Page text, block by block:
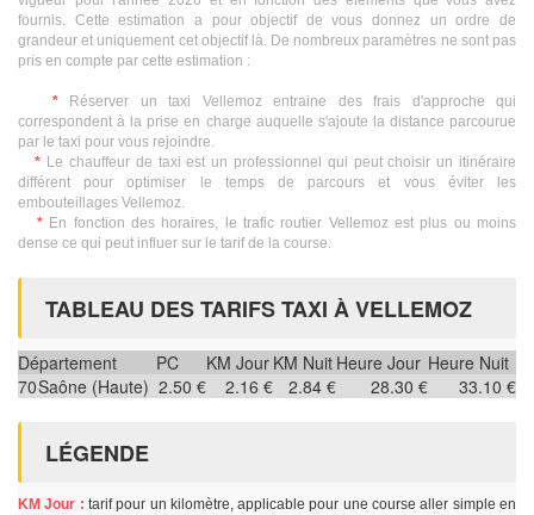
fournis. Cette estimation a pour objectif de vous donnez un ordre de
grandeur et uniquement cet objectif là. De nombreux paramètres ne sont pas
pris en compte par cette estimation :
*Réserver un taxi Vellemoz entraine des frais d'approche qui
correspondent à la prise en charge auquelle s'ajoute la distance parcourue
par le taxi pour vous rejoindre.
* Le chauffeur de taxi est un professionnel qui peut choisir un itinéraire
différent pour optimiser le temps de parcours et vous éviter les
embouteillages Vellemoz.
* En fonction des horaires, le trafic routier Vellemoz est plus ou moins
dense ce qui peut influer sur le tarif de la course.
TABLEAU DES TARIFS TAXI À VELLEMOZ
Département PC KM Jour KM Nuit Heure Jour Heure Nuit
70Saône (Haute) 2.50 € 2.16 € 2.84 € 28.30 € 33.10 €
LÉGENDE
KM Jour : tarif pour un kilomètre, applicable pour une course aller simple en